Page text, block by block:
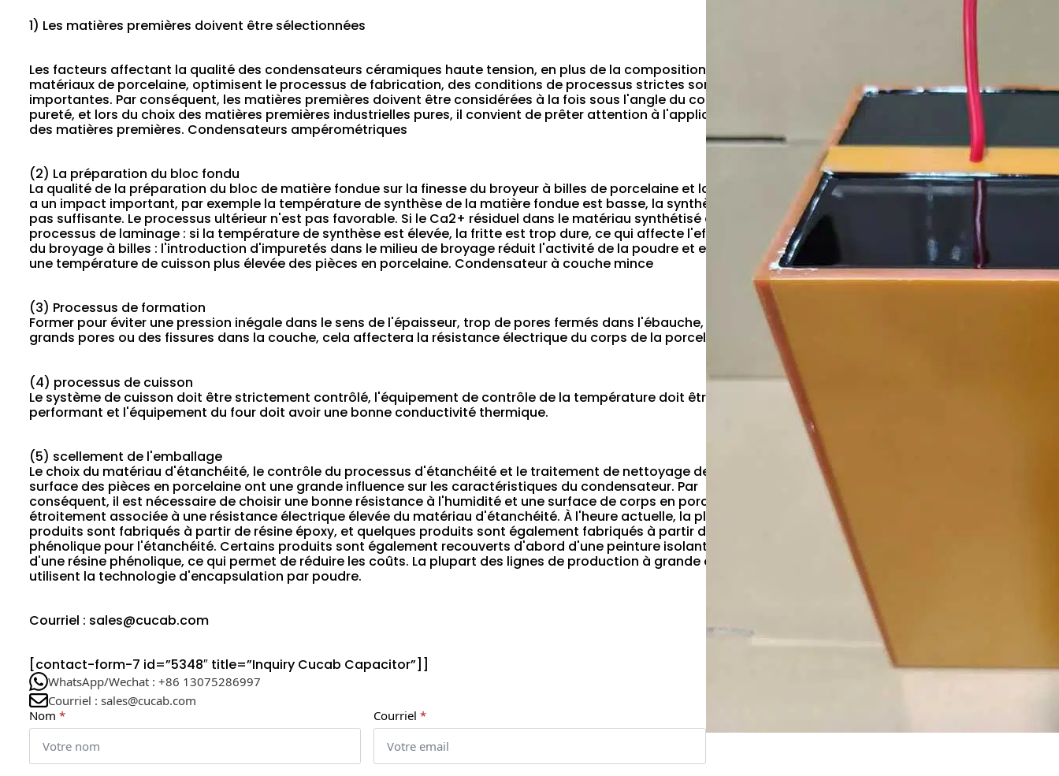
1) Les matières premières doivent être sélectionnées
Les facteurs affectant la qualité des condensateurs céramiques haute tension, en plus de la composition des
matériaux de porcelaine, optimisent le processus de fabrication, des conditions de processus strictes sont très
importantes. Par conséquent, les matières premières doivent être considérées à la fois sous l'angle du coût et de la
pureté, et lors du choix des matières premières industrielles pures, il convient de prêter attention à l'applicabilité
des matières premières. Condensateurs ampérométriques
(2) La préparation du bloc fondu
La qualité de la préparation du bloc de matière fondue sur la finesse du broyeur à billes de porcelaine et la cuisson
a un impact important, par exemple la température de synthèse de la matière fondue est basse, la synthèse n'est
pas suffisante. Le processus ultérieur n'est pas favorable. Si le Ca2+ résiduel dans le matériau synthétisé entrave le
processus de laminage : si la température de synthèse est élevée, la fritte est trop dure, ce qui affecte l'efficacité
du broyage à billes : l'introduction d'impuretés dans le milieu de broyage réduit l'activité de la poudre et entraîne
une température de cuisson plus élevée des pièces en porcelaine. Condensateur à couche mince
(3) Processus de formation
Former pour éviter une pression inégale dans le sens de l'épaisseur, trop de pores fermés dans l'ébauche, s'il y a de
grands pores ou des fissures dans la couche, cela affectera la résistance électrique du corps de la porcelaine.
(4) processus de cuisson
Le système de cuisson doit être strictement contrôlé, l'équipement de contrôle de la température doit être très
performant et l'équipement du four doit avoir une bonne conductivité thermique.
(5) scellement de l'emballage
Le choix du matériau d'étanchéité, le contrôle du processus d'étanchéité et le traitement de nettoyage de la
surface des pièces en porcelaine ont une grande influence sur les caractéristiques du condensateur. Par
conséquent, il est nécessaire de choisir une bonne résistance à l'humidité et une surface de corps en porcelaine
étroitement associée à une résistance électrique élevée du matériau d'étanchéité. À l'heure actuelle, la plupart des
produits sont fabriqués à partir de résine époxy, et quelques produits sont également fabriqués à partir de résine
phénolique pour l'étanchéité. Certains produits sont également recouverts d'abord d'une peinture isolante, puis
d'une résine phénolique, ce qui permet de réduire les coûts. La plupart des lignes de production à grande échelle
utilisent la technologie d'encapsulation par poudre.
Courriel : sales@cucab.com
[contact-form-7 id=”5348″ title=”Inquiry Cucab Capacitor”]]
WhatsApp/Wechat : +86 13075286997
Courriel : sales@cucab.com
Nom * Courriel *